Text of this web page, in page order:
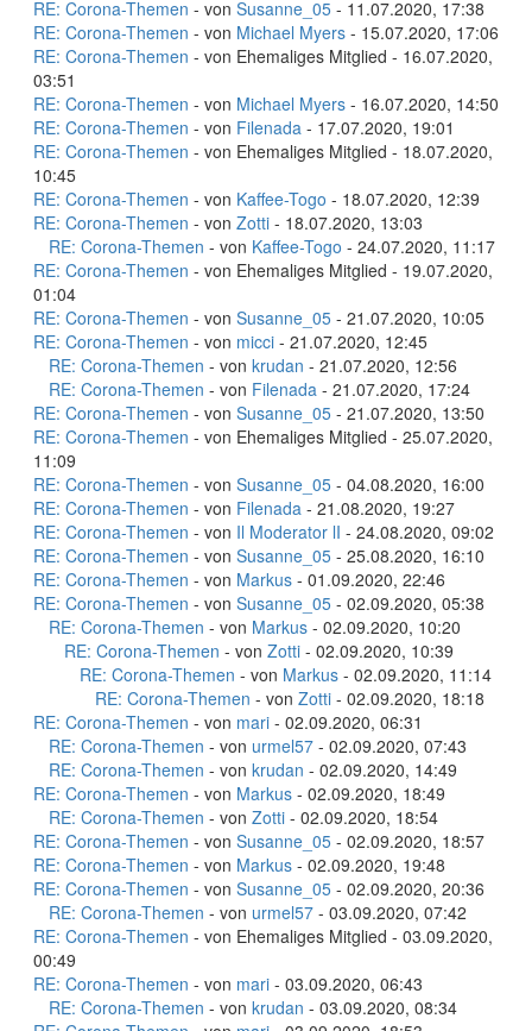
RE: Corona-Themen - von Susanne_05 - 11.07.2020, 17:38
RE: Corona-Themen - von Michael Myers - 15.07.2020, 17:06
RE: Corona-Themen - von Ehemaliges Mitglied - 16.07.2020,
03:51
RE: Corona-Themen - von Michael Myers - 16.07.2020, 14:50
RE: Corona-Themen - von Filenada - 17.07.2020, 19:01
RE: Corona-Themen - von Ehemaliges Mitglied - 18.07.2020,
10:45
RE: Corona-Themen - von Kaffee-Togo - 18.07.2020, 12:39
RE: Corona-Themen - von Zotti - 18.07.2020, 13:03
RE: Corona-Themen - von Kaffee-Togo - 24.07.2020, 11:17
RE: Corona-Themen - von Ehemaliges Mitglied - 19.07.2020,
01:04
RE: Corona-Themen - von Susanne_05 - 21.07.2020, 10:05
RE: Corona-Themen - von micci - 21.07.2020, 12:45
RE: Corona-Themen - von krudan - 21.07.2020, 12:56
RE: Corona-Themen - von Filenada - 21.07.2020, 17:24
RE: Corona-Themen - von Susanne_05 - 21.07.2020, 13:50
RE: Corona-Themen - von Ehemaliges Mitglied - 25.07.2020,
11:09
RE: Corona-Themen - von Susanne_05 - 04.08.2020, 16:00
RE: Corona-Themen - von Filenada - 21.08.2020, 19:27
RE: Corona-Themen - von Il Moderator lI - 24.08.2020, 09:02
RE: Corona-Themen - von Susanne_05 - 25.08.2020, 16:10
RE: Corona-Themen - von Markus - 01.09.2020, 22:46
RE: Corona-Themen - von Susanne_05 - 02.09.2020, 05:38
RE: Corona-Themen - von Markus - 02.09.2020, 10:20
RE: Corona-Themen - von Zotti - 02.09.2020, 10:39
RE: Corona-Themen - von Markus - 02.09.2020, 11:14
RE: Corona-Themen - von Zotti - 02.09.2020, 18:18
RE: Corona-Themen - von mari - 02.09.2020, 06:31
RE: Corona-Themen - von urmel57 - 02.09.2020, 07:43
RE: Corona-Themen - von krudan - 02.09.2020, 14:49
RE: Corona-Themen - von Markus - 02.09.2020, 18:49
RE: Corona-Themen - von Zotti - 02.09.2020, 18:54
RE: Corona-Themen - von Susanne_05 - 02.09.2020, 18:57
RE: Corona-Themen - von Markus - 02.09.2020, 19:48
RE: Corona-Themen - von Susanne_05 - 02.09.2020, 20:36
RE: Corona-Themen - von urmel57 - 03.09.2020, 07:42
RE: Corona-Themen - von Ehemaliges Mitglied - 03.09.2020,
00:49
RE: Corona-Themen - von mari - 03.09.2020, 06:43
RE: Corona-Themen - von krudan - 03.09.2020, 08:34